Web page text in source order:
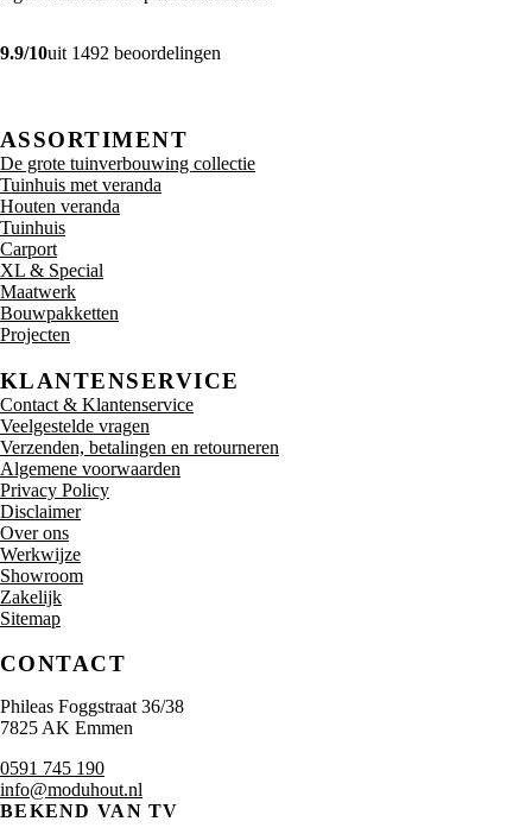
9.9/10uit 1492 beoordelingen
ASSORTIMENT
De grote tuinverbouwing collectie
Tuinhuis met veranda
Houten veranda
Tuinhuis
Carport
XL & Special
Maatwerk
Bouwpakketten
Projecten
KLANTENSERVICE
Contact & Klantenservice
Veelgestelde vragen
Verzenden, betalingen en retourneren
Algemene voorwaarden
Privacy Policy
Disclaimer
Over ons
Werkwijze
Showroom
Zakelijk
Sitemap
CONTACT
Phileas Foggstraat 36/38
7825 AK Emmen
0591 745 190
info@moduhout.nl
BEKEND VAN TV